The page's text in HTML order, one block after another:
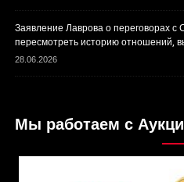
Заявление Лаврова о переговорах
пересмотреть историю отношений,
28.06.2026
Мы работаем с